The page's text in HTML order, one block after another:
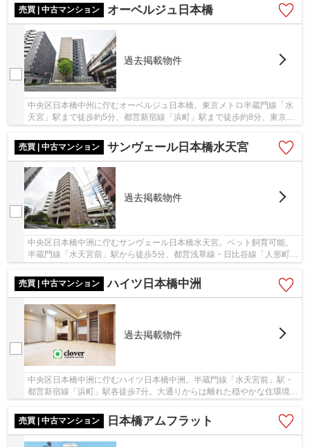
売買 | 中古マンション
オーベルジュ日本橋
過去掲載物件
中央区日本橋中州に佇むオーベルジュ日本橋。東京メトロ半蔵門線「水
天宮」駅まで徒歩約5分、都営新宿線「浜町」駅まで徒歩約8分、東京メ
トロ日比谷線・都営浅草線「人形町」駅まで徒...
売買 | 中古マンション
サンヴェール日本橋水天宮
過去掲載物件
中央区日本橋中洲に佇むサンヴェール日本橋水天宮。ペット飼育可能。
半蔵門線「水天宮前」駅から徒歩5分、都営浅草線・日比谷線「人形町」
駅徒歩10分、都営新宿線「浜町」駅10分と、3...
売買 | 中古マンション
ハイツ日本橋中洲
過去掲載物件
中央区日本橋中洲に佇むハイツ日本橋中洲。半蔵門線「水天宮前」駅・
都営新宿線「浜町」駅各徒歩7分。大通りからは離れた穏やかな住環境
売買 | 中古マンション
日本橋アムフラット